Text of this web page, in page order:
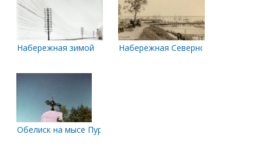
Набережная зимой Набережная Северной Двины
Обелиск на мысе Пур-Наволок. Лето 1985 года